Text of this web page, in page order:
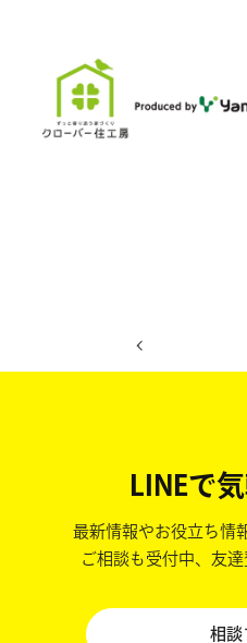
ホーム イベント日程
LINEで
最新情報やお役立ち情
ご相談も受付中、友達
相談